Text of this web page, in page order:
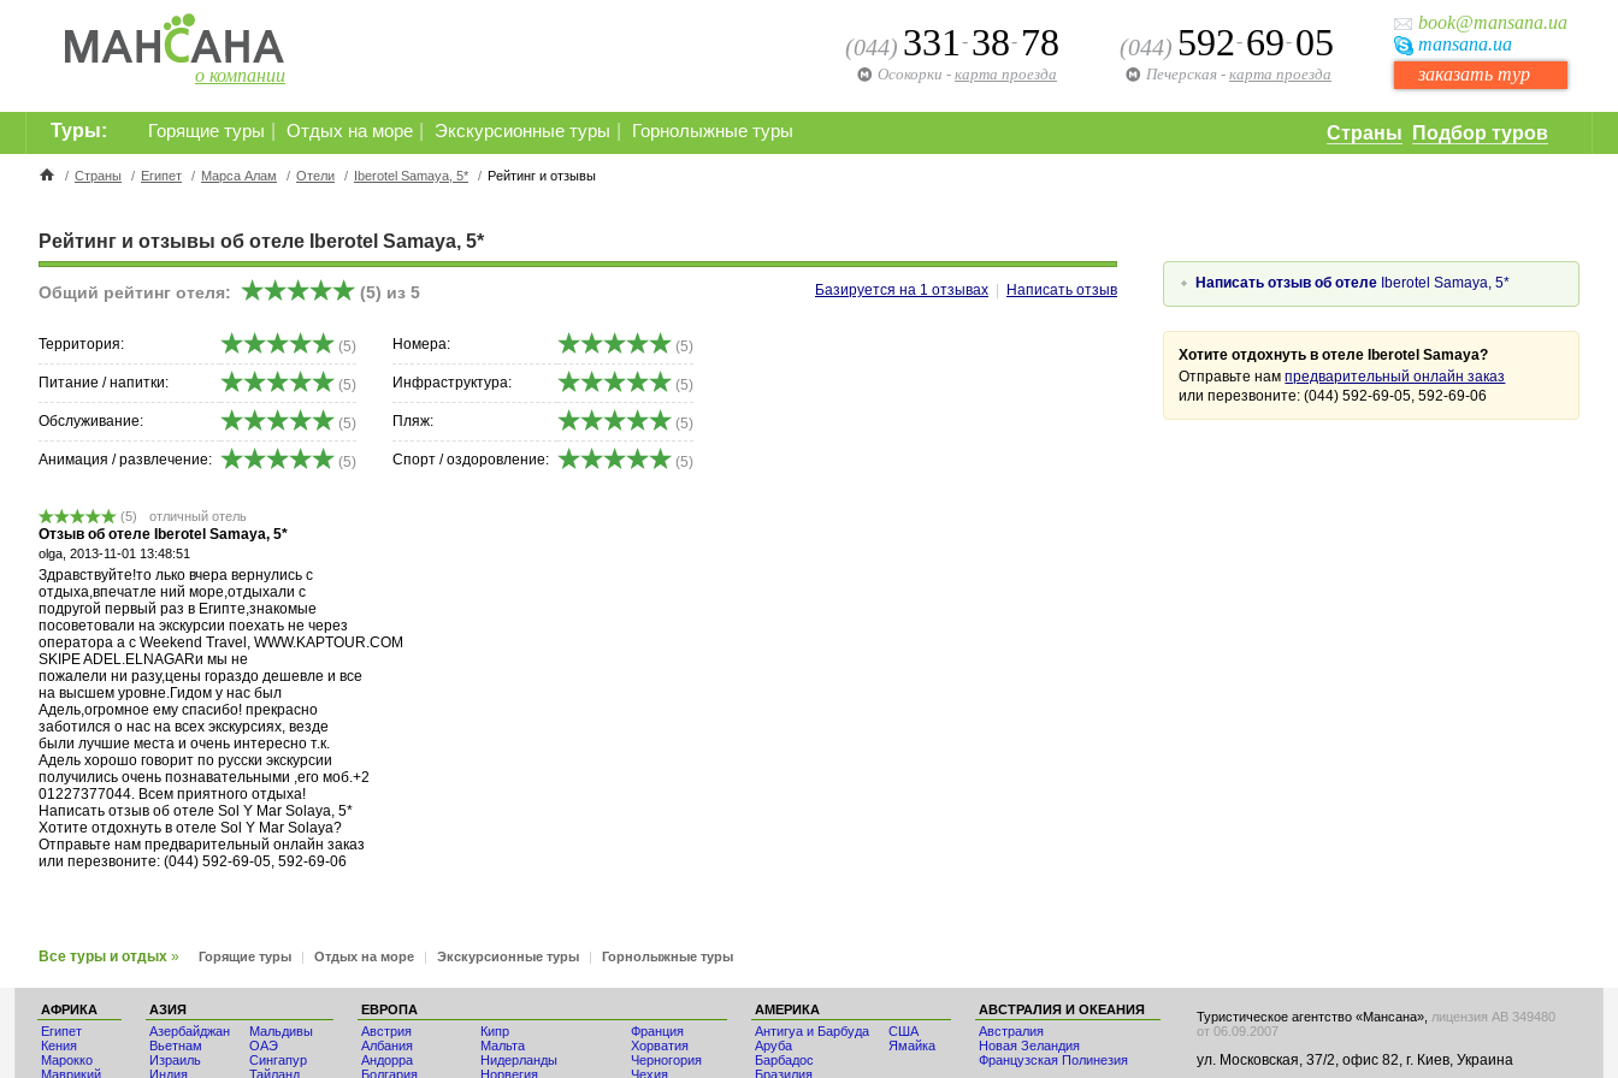
о компании
book@mansana.ua
mansana.ua
заказать тур
(044) 592- 69- 05
Печерская - карта проезда
(044) 331 - 38- 78
Осокорки - карта проезда
Страны Подбор туров
Горящие туры Отдых на море Экскурсионные туры Горнолыжные туры
Туры:
/ Страны / Египет / Марса Алам / Отели / Iberotel Samaya, 5* / Рейтинг и отзывы
Рейтинг и отзывы об отеле Iberotel Samaya, 5*
Общий рейтинг отеля: (5) из 5 Базируется на 1 отзывах Написать отзыв
Территория: (5) Номера: (5)
Питание / напитки: (5) Инфраструктура: (5)
Обслуживание: (5) Пляж: (5)
Анимация / развлечение: (5) Спорт / оздоровление: (5)
(5) отличный отель
Отзыв об отеле Iberotel Samaya, 5*
olga, 2013-11-01 13:48:51
Здравствуйте!то лько вчера вернулись с
отдыха,впечатле ний море,отдыхали с
подругой первый раз в Египте,знакомые
посоветовали на экскурсии поехать не через
оператора а с Weekend Travel, WWW.KAPTOUR.COM
SKIPE ADEL.ELNAGARи мы не
пожалели ни разу,цены гораздо дешевле и все
на высшем уровне.Гидом у нас был
Адель,огромное ему спасибо! прекрасно
заботился о нас на всех экскурсиях, везде
были лучшие места и очень интересно т.к.
Адель хорошо говорит по русски экскурсии
получились очень познавательными ,его моб.+2
01227377044. Всем приятного отдыха!
Написать отзыв об отеле Sol Y Mar Solaya, 5*
Хотите отдохнуть в отеле Sol Y Mar Solaya?
Отправьте нам предварительный онлайн заказ
или перезвоните: (044) 592-69-05, 592-69-06
Написать отзыв об отеле Iberotel Samaya, 5*
Хотите отдохнуть в отеле Iberotel Samaya?
Отправьте нампредварительный онлайн заказ
или перезвоните: (044) 592-69-05, 592-69-06
Все туры и отдых » Горящие туры | Отдых на море | Экскурсионные туры | Горнолыжные туры
АФРИКА
Египет
Кения
Мaрокко
Маврикий
АЗИЯ
Азербайджан
Вьетнам
Израиль
Индия
Мальдивы
ОАЭ
Сингапур
Тайланд
ЕВРОПА
Австрия
Албания
Андорра
Болгария
Кипр
Мальта
Нидерланды
Норвегия
Франция
Хорватия
Черногория
Чехия
АМЕРИКА
Антигуа и Барбуда
Аруба
Барбадос
Бразилия
США
Ямайка
АВСТРАЛИЯ И ОКЕАНИЯ
Австралия
Новая Зеландия
Французская Полинезия
Туристическое агентство «Мансана», лицензия АВ 349480
от 06.09.2007
ул. Московская, 37/2, офис 82, г. Киев, Украина